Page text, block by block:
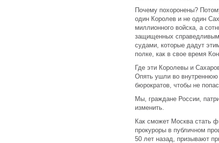
Почему похоронены?
один Королев и не один
миллионного войска, а
защищенных
судами, которые дадут
полке, как в свое время
Где эти Королевы и
Опять ушли во
бюрократов, чтобы не
Мы, граждане России,
изменить.
Как сможет Москва стать
прокуроры в публичном
50 лет назад, призывают